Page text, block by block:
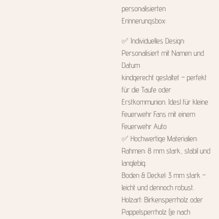
personalisierten
Erinnerungsbox:
✅ Individuelles Design:
Personalisiert mit Namen und
Datum
kindgerecht gestaltet – perfekt
für die Taufe oder
Erstkommunion. Idesl für kleine
Feuerwehr Fans mit einem
Feuerwehr Auto
✅ Hochwertige Materialien:
Rahmen: 8 mm stark, stabil und
langlebig.
Boden & Deckel: 3 mm stark –
leicht und dennoch robust.
Holzart: Birkensperrholz oder
Pappelsperrholz (je nach